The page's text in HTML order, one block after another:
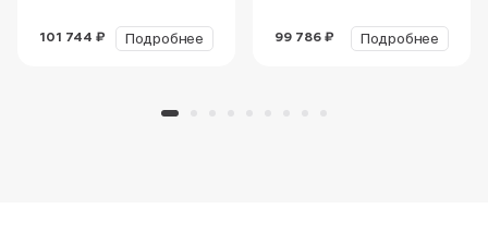
101 744 ₽ Подробнее 99 786 ₽ Подробнее